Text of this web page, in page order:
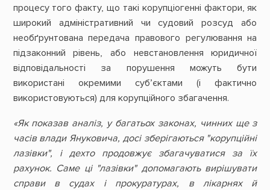
процесу того факту, що такі корупціогенні фактори, як
широкий адміністративний чи судовий розсуд або
необґрунтована передача правового регулювання на
підзаконний рівень, або невстановлення юридичної
відповідальності за порушення можуть бути
використані окремими суб’єктами (і фактично
використовуються) для корупційного збагачення.
«Як показав аналіз, у багатьох законах, чинних ще з
часів влади Януковича, досі зберігаються "корупційні
лазівки", і дехто продовжує збагачуватися за їх
рахунок. Саме ці "лазівки" допомагають вирішувати
справи в судах і прокуратурах, в лікарнях й